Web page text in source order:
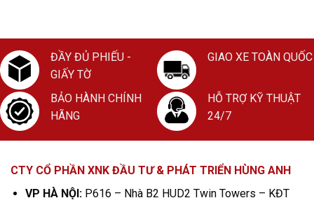
ĐẦY ĐỦ PHIẾU -
GIẤY TỜ
GIAO XE TOÀN QUỐC
BẢO HÀNH CHÍNH
HÃNG
HỖ TRỢ KỸ THUẬT
24/7
CTY CỔ PHẦN XNK ĐẦU TƯ & PHÁT TRIỂN HÙNG ANH
VP HÀ NỘI:P616 – Nhà B2 HUD2 Twin Towers – KĐT